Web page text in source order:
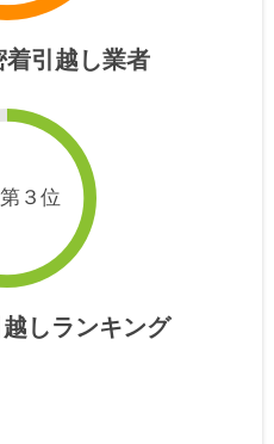
引越し業者
３位
しランキング